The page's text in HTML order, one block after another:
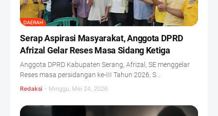
DAERAH
Serap Aspirasi Masyarakat, Anggota DPRD
Afrizal Gelar Reses Masa Sidang Ketiga
Anggota DPRD Kabupaten Serang, Afrizal, SE menggelar
Reses masa persidangan ke-III Tahun 2026, S…
Redaksi - Minggu, Mei 24, 2026